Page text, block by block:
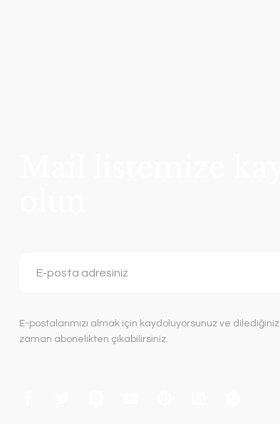
E-postalarımızı almak için kaydoluyorsunuz ve dilediğiniz
zaman abonelikten çıkabilirsiniz.